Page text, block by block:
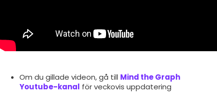
Om du gillade videon, gå till Mind the Graph
Youtube-kanal för veckovis uppdatering